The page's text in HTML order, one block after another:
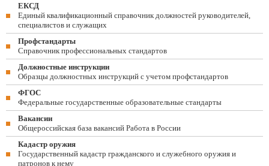
ЕКСД
Единый квалификационный справочник должностей руководителей,
специалистов и служащих
Профстандарты
Справочник профессиональных стандартов
Должностные инструкции
Образцы должностных инструкций с учетом профстандартов
ФГОС
Федеральные государственные образовательные стандарты
Вакансии
Общероссийская база вакансий Работа в России
Кадастр оружия
Государственный кадастр гражданского и служебного оружия и
патронов к нему